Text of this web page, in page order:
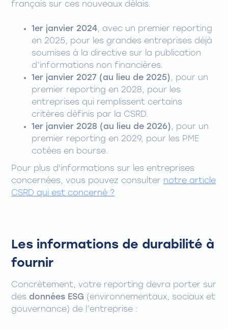
français sur ces nouveaux délais.
1er janvier 2024, avec un premier reporting
en 2025, pour les grandes entreprises déjà
soumises à la directive sur la publication
d’informations non financières.
1er janvier 2027 (au lieu de 2025), pour un
premier reporting en 2028, pour les
entreprises qui remplissent certains
critères définis par la CSRD.
1er janvier 2028 (au lieu de 2026), pour un
premier reporting en 2029, pour les PME
cotées en bourse.
Pour plus d'informations sur les entreprises
concernées, vous pouvez consulter notre article
CSRD qui est concerné ?
Les informations de durabilité à
fournir
Concrètement, votre reporting devra porter sur
des données ESG (environnementaux, sociaux et
gouvernance) de l’entreprise :